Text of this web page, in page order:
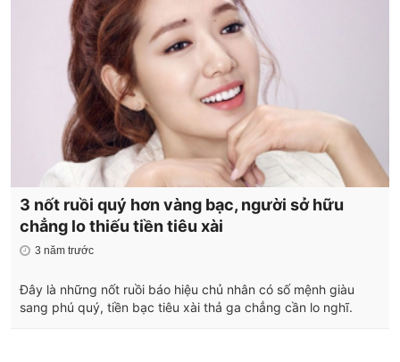
3 nốt ruồi quý hơn vàng bạc, người sở hữu
chẳng lo thiếu tiền tiêu xài
3 năm trước
Đây là những nốt ruồi báo hiệu chủ nhân có số mệnh giàu
sang phú quý, tiền bạc tiêu xài thả ga chẳng cần lo nghĩ.